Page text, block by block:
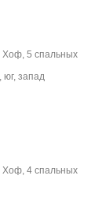
5 спальных
юг, запад
4 спальных